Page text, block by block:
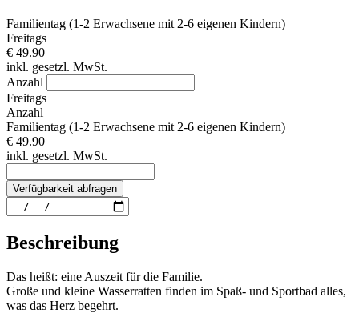
Familientag (1-2 Erwachsene mit 2-6 eigenen Kindern)
Freitags
€ 49.90
inkl. gesetzl. MwSt.
Anzahl
Freitags
Anzahl
Familientag (1-2 Erwachsene mit 2-6 eigenen Kindern)
€ 49.90
inkl. gesetzl. MwSt.
Verfügbarkeit abfragen
Beschreibung
Das heißt: eine Auszeit für die Familie.
Große und kleine Wasserratten finden im Spaß- und Sportbad alles,
was das Herz begehrt.